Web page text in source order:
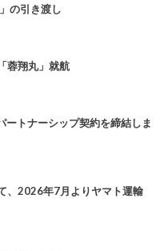
の引き渡し
蓉翔丸」就航
ートナーシップ契約を締結しま
、2026年7月よりヤマト運輸